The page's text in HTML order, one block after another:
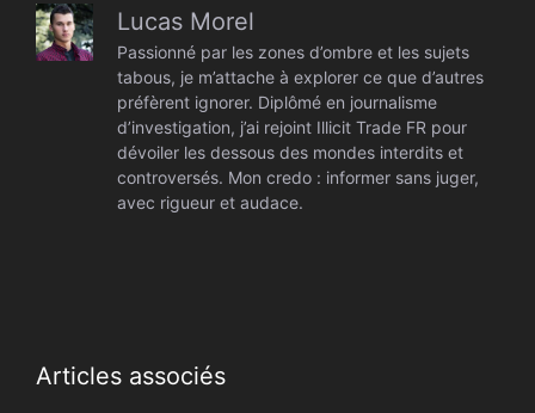
Lucas Morel
Passionné par les zones d’ombre et les sujets
tabous, je m’attache à explorer ce que d’autres
préfèrent ignorer. Diplômé en journalisme
d’investigation, j’ai rejoint Illicit Trade FR pour
dévoiler les dessous des mondes interdits et
controversés. Mon credo : informer sans juger,
avec rigueur et audace.
Articles associés